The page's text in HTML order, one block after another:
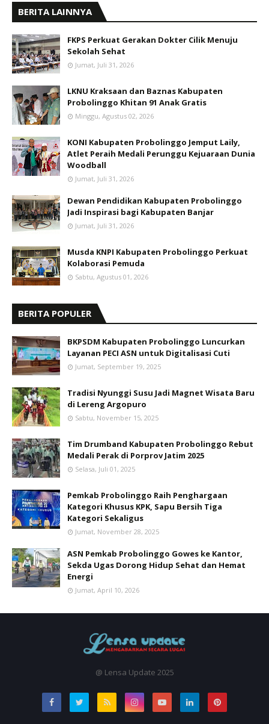
BERITA LAINNYA
FKPS Perkuat Gerakan Dokter Cilik Menuju
Sekolah Sehat
Jumat, Juli 31, 2026
LKNU Kraksaan dan Baznas Kabupaten
Probolinggo Khitan 91 Anak Gratis
Minggu, Agustus 02, 2026
KONI Kabupaten Probolinggo Jemput Laily,
Atlet Peraih Medali Perunggu Kejuaraan Dunia
Woodball
Jumat, Juli 31, 2026
Dewan Pendidikan Kabupaten Probolinggo
Jadi Inspirasi bagi Kabupaten Banjar
Jumat, Juli 31, 2026
Musda KNPI Kabupaten Probolinggo Perkuat
Kolaborasi Pemuda
Sabtu, Agustus 01, 2026
BERITA POPULER
BKPSDM Kabupaten Probolinggo Luncurkan
Layanan PECI ASN untuk Digitalisasi Cuti
Jumat, September 19, 2025
Tradisi Nyunggi Susu Jadi Magnet Wisata Baru
di Lereng Argopuro
Sabtu, November 15, 2025
Tim Drumband Kabupaten Probolinggo Rebut
Medali Perak di Porprov Jatim 2025
Selasa, Juli 01, 2025
Pemkab Probolinggo Raih Penghargaan
Kategori Khusus KPK, Sapu Bersih Tiga
Kategori Sekaligus
Jumat, November 28, 2025
ASN Pemkab Probolinggo Gowes ke Kantor,
Sekda Ugas Dorong Hidup Sehat dan Hemat
Energi
Jumat, April 10, 2026
@ Lensa Update 2025